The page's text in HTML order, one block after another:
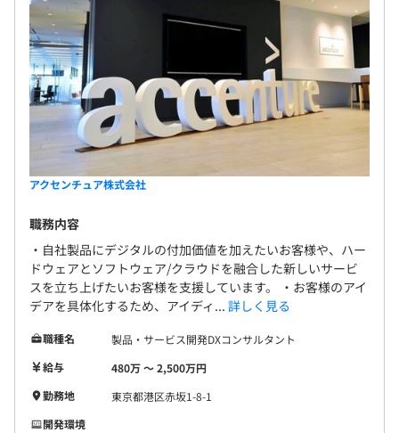
アクセンチュア株式会社
職務内容
・自社製品にデジタルの付加価値を加えたいお客様や、ハー
ドウェアとソフトウェア/クラウドを融合した新しいサービ
スを立ち上げたいお客様を支援しています。 ・お客様のアイ
デアを具体化するため、アイディ... 詳しく見る
職種名
製品・サービス開発DXコンサルタント
給与
480万 〜 2,500万円
勤務地
東京都港区赤坂1-8-1
開発環境